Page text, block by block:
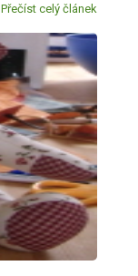
Přečíst celý článek